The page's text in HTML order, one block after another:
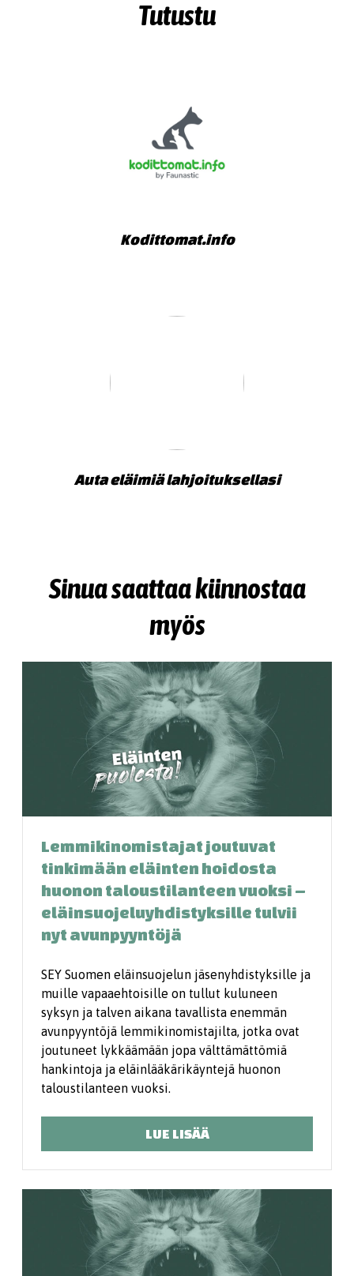
Tutustu
Kodittomat.info
Auta eläimiä lahjoituksellasi
Sinua saattaa kiinnostaa
myös
Lemmikinomistajat joutuvat
tinkimään eläinten hoidosta
huonon taloustilanteen vuoksi –
eläinsuojeluyhdistyksille tulvii
nyt avunpyyntöjä
SEY Suomen eläinsuojelun jäsenyhdistyksille ja
muille vapaaehtoisille on tullut kuluneen
syksyn ja talven aikana tavallista enemmän
avunpyyntöjä lemmikinomistajilta, jotka ovat
joutuneet lykkäämään jopa välttämättömiä
hankintoja ja eläinlääkärikäyntejä huonon
taloustilanteen vuoksi.
LUE LISÄÄ